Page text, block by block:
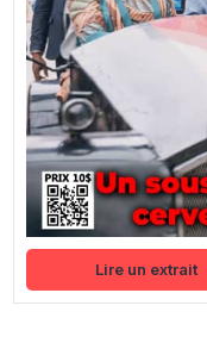
Lire un extrait